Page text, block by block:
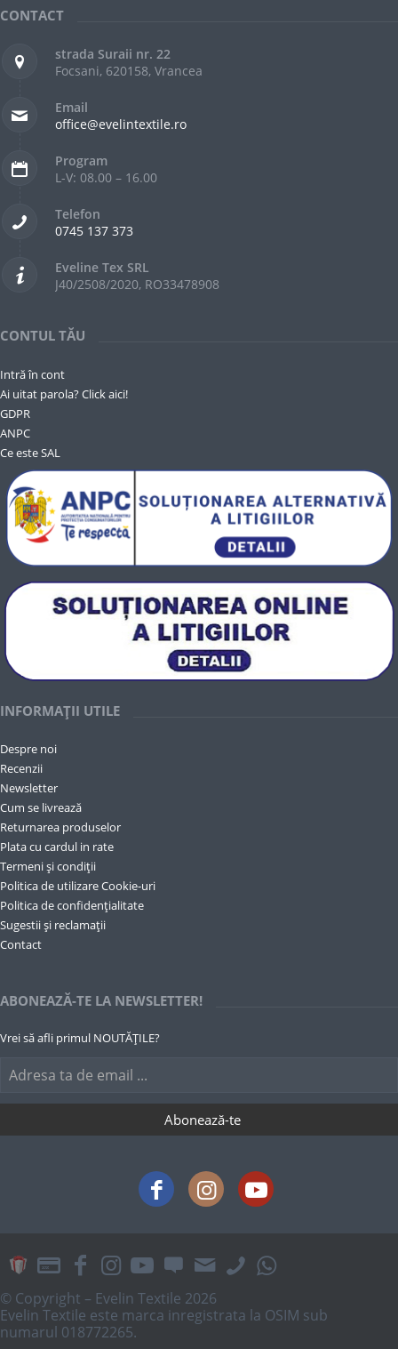
CONTACT
strada Suraii nr. 22
Focsani, 620158, Vrancea
Email
office@evelintextile.ro
Program
L-V: 08.00 – 16.00
Telefon
0745 137 373
Eveline Tex SRL
J40/2508/2020, RO33478908
CONTUL TĂU
Intră în cont
Ai uitat parola? Click aici!
GDPR
ANPC
Ce este SAL
INFORMAȚII UTILE
Despre noi
Recenzii
Newsletter
Cum se livrează
Returnarea produselor
Plata cu cardul in rate
Termeni și condiții
Politica de utilizare Cookie-uri
Politica de confidențialitate
Sugestii și reclamații
Contact
ABONEAZĂ-TE LA NEWSLETTER!
Vrei să afli primul NOUTĂȚILE?
© Copyright – Evelin Textile 2026
Evelin Textile este marca inregistrata la OSIM sub
numarul 018772265.